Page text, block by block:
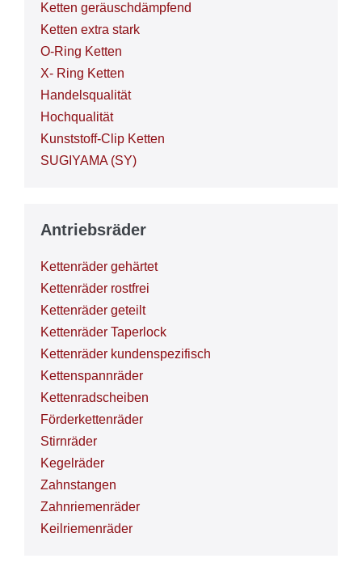
Ketten geräuschdämpfend
Ketten extra stark
O-Ring Ketten
X- Ring Ketten
Handelsqualität
Hochqualität
Kunststoff-Clip Ketten
SUGIYAMA (SY)
Antriebsräder
Kettenräder gehärtet
Kettenräder rostfrei
Kettenräder geteilt
Kettenräder Taperlock
Kettenräder kundenspezifisch
Kettenspannräder
Kettenradscheiben
Förderkettenräder
Stirnräder
Kegelräder
Zahnstangen
Zahnriemenräder
Keilriemenräder